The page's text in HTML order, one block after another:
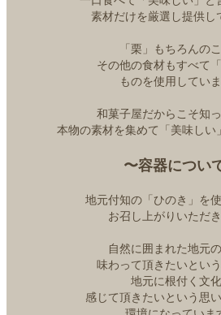
素材だけを厳選し提供し
「栗」もちろんのこ
その他の食材もすべて
ものを使用していま
和菓子屋だからこそ知っ
本物の素材を集めて「美味しい
〜容器につい
地元付知の「ひのき」を
お召し上がりいただき
自然に囲まれた地元
味わって頂きたいという
地元に根付く文
感じて頂きたいという思